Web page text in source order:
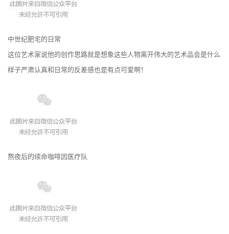
中世纪肥宅的日常
这位艺术家说他的创作思路就是想象这些人物离开伟大的艺术品会是什么
样子严肃认真和日常的反差感也是有点可爱啊！
熬夜后的续命咖啡因医疗队